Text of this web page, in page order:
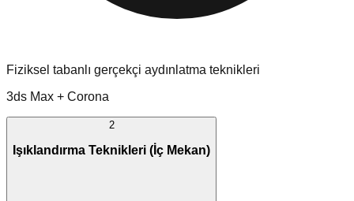
Fiziksel tabanlı gerçekçi aydınlatma teknikleri
3ds Max + Corona
2
Işıklandırma Teknikleri (İç Mekan)